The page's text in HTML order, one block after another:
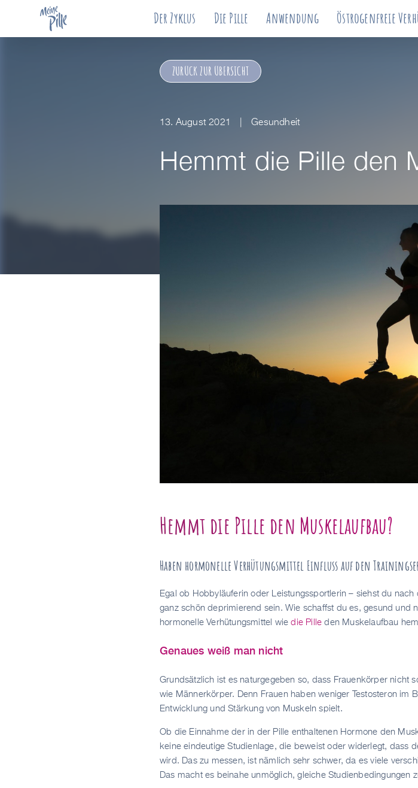
Der Zyklus Die Pille Anwendung Östrogenfreie
ZURÜCK ZUR ÜBERSICHT
13. August 2021 Gesundheit
Hemmt die Pille den
Hemmt die Pille den Muskelaufbau?
Haben hormonelle Verhütungsmittel Einfluss auf den
Egal ob Hobbyläuferin oder Leistungssportlerin – siehst du
ganz schön deprimierend sein. Wie schaffst du es, gesund und
hormonelle Verhütungsmittel wiedie Pille den Muskelaufbau
Genaues weiß man nicht
Grundsätzlich ist es naturgegeben so, dass Frauenkörper nicht
wie Männerkörper. Denn Frauen haben weniger Testosteron im
Entwicklung und Stärkung von Muskeln spielt.
Ob die Einnahme der in der Pille enthaltenen Hormone den
keine eindeutige Studienlage, die beweist oder widerlegt, dass
wird. Das zu messen, ist nämlich sehr schwer, da es viele
Das macht es beinahe unmöglich, gleiche Studienbedingungen